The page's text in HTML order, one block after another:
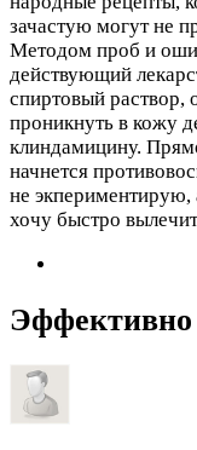
зачастую могут не
Методом проб и
действующий
спиртовый раствор,
проникнуть в кожу
клиндамицину.
начнется
не экпериментирую,
хочу быстро
Эффективно